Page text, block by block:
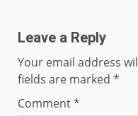
Leave a Reply
Your email address
fields are marked *
Comment*